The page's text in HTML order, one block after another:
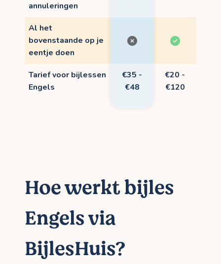
annuleringen
Al het
bovenstaande op je
eentje doen
Tarief voor bijlessen
Engels
€35 -
€48
€20 -
€120
Hoe werkt bijles
Engels via
BijlesHuis?